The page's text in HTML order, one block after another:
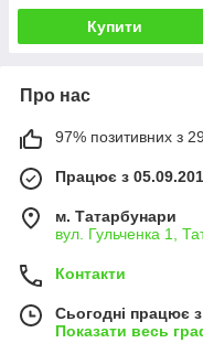
Купити
Про нас
97% позитивних з
Працює з
м. Татарбунари
вул. Гульченка 1,
Контакти
Сьогодні працює
Показати весь